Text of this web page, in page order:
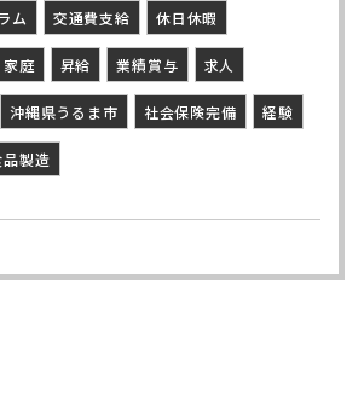
ム 交通費支給 休日休暇
家庭 昇給 業績賞与 求人
沖縄県うるま市 社会保険完備 経験
品製造